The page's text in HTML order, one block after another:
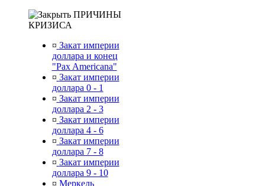
ПРИЧИНЫ
КРИЗИСА
¤ Закат империи
доллара и конец
"Pax Americana"
¤ Закат империи
доллара 0 - 1
¤ Закат империи
доллара 2 - 3
¤ Закат империи
доллара 4 - 6
¤ Закат империи
доллара 7 - 8
¤ Закат империи
доллара 9 - 10
¤ Меркель